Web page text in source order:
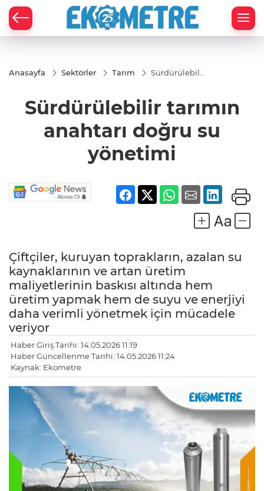
Anasayfa Sektörler Tarım
Sürdürülebilir
doğru su
yönetimi
Sürdürülebilir tarımın
anahtarı doğru su
yönetimi
Çiftçiler, kuruyan toprakların, azalan su
kaynaklarının ve artan üretim
maliyetlerinin baskısı altında hem
üretim yapmak hem de suyu ve enerjiyi
daha verimli yönetmek için mücadele
veriyor
Haber Giriş Tarihi: 14.05.2026 11:19
Haber Güncellenme Tarihi: 14.05.2026 11:24
Kaynak: Ekometre